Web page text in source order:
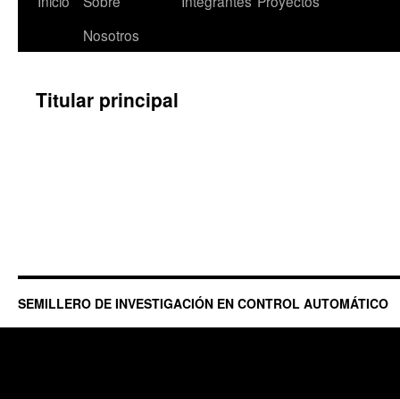
Nosotros
Titular principal
SEMILLERO DE INVESTIGACIÓN EN CONTROL AUTOMÁTICO